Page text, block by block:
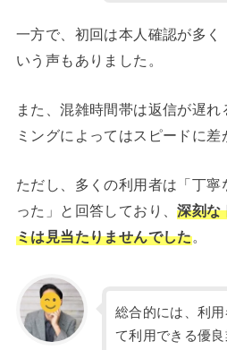
一方で、初回は本人確認が多く
いう声もありました。
また、混雑時間帯は返信が遅
ミングによってはスピードに差
ただし、多くの利用者は「丁
った」と回答しており、深刻な
ミは見当たりませんでした。
総合的には、利
て利用できる優